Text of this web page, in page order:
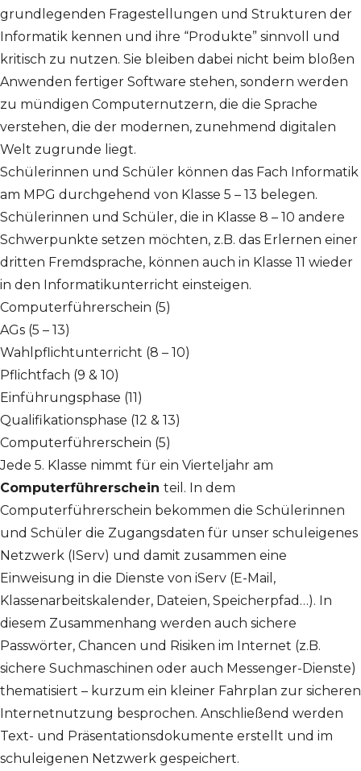
grundlegenden Fragestellungen und Strukturen der
Informatik kennen und ihre “Produkte” sinnvoll und
kritisch zu nutzen. Sie bleiben dabei nicht beim bloßen
Anwenden fertiger Software stehen, sondern werden
zu mündigen Computernutzern, die die Sprache
verstehen, die der modernen, zunehmend digitalen
Welt zugrunde liegt.
Schülerinnen und Schüler können das Fach Informatik
am MPG durchgehend von Klasse 5 – 13 belegen.
Schülerinnen und Schüler, die in Klasse 8 – 10 andere
Schwerpunkte setzen möchten, z.B. das Erlernen einer
dritten Fremdsprache, können auch in Klasse 11 wieder
in den Informatikunterricht einsteigen.
Computerführerschein (5)
AGs (5 – 13)
Wahlpflichtunterricht (8 – 10)
Pflichtfach (9 & 10)
Einführungsphase (11)
Qualifikationsphase (12 & 13)
Computerführerschein (5)
Jede 5. Klasse nimmt für ein Vierteljahr am
Computerführerschein teil. In dem
Computerführerschein bekommen die Schülerinnen
und Schüler die Zugangsdaten für unser schuleigenes
Netzwerk (IServ) und damit zusammen eine
Einweisung in die Dienste von iServ (E-Mail,
Klassenarbeitskalender, Dateien, Speicherpfad…). In
diesem Zusammenhang werden auch sichere
Passwörter, Chancen und Risiken im Internet (z.B.
sichere Suchmaschinen oder auch Messenger-Dienste)
thematisiert – kurzum ein kleiner Fahrplan zur sicheren
Internetnutzung besprochen. Anschließend werden
Text- und Präsentationsdokumente erstellt und im
schuleigenen Netzwerk gespeichert.